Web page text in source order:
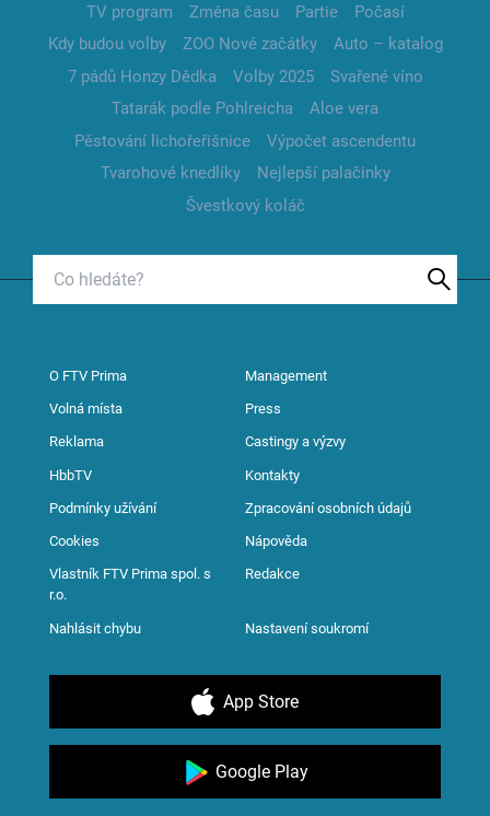
TV program
Změna času Partie
Počasí
Kdy budou volby
ZOO Nové začátky
Auto – katalog
7 pádů Honzy Dědka
Volby 2025
Svařené víno
Tatarák podle Pohlreicha
Aloe vera
Pěstování lichořeřišnice
Výpočet ascendentu
Tvarohové knedlíky
Nejlepší palačinky
Švestkový koláč
O FTV Prima Management
Volná místa Press
Reklama Castingy a výzvy
HbbTV Kontakty
Podmínky užívání Zpracování osobních údajů
Cookies Nápověda
Vlastník FTV Prima spol. s
r.o.
Redakce
Nahlásit chybu Nastavení soukromí
App Store
Google Play